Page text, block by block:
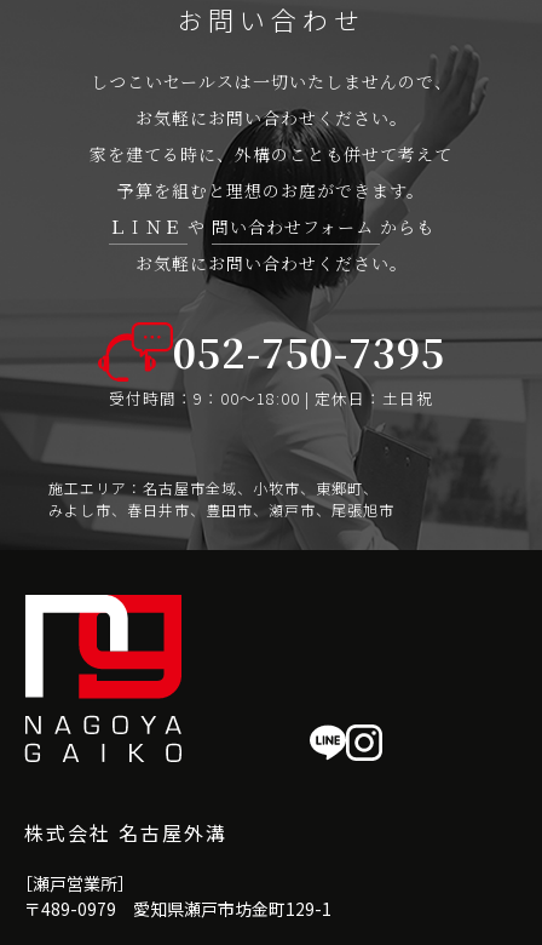
お問い合わせ
しつこいセールスは一切いたしませんので、
お気軽にお問い合わせください。
家を建てる時に、外構のことも併せて考えて
予算を組むと理想のお庭ができます。
ＬＩＮＥ や 問い合わせフォーム からも
お気軽にお問い合わせください。
052-750-7395
受付時間：9：00〜18:00 | 定休日：土日祝
施工エリア：名古屋市全域、小牧市、東郷町、
みよし市、春日井市、豊田市、瀬戸市、尾張旭市
株式会社 名古屋外溝
［瀬戸営業所］
〒489-0979 愛知県瀬戸市坊金町129-1